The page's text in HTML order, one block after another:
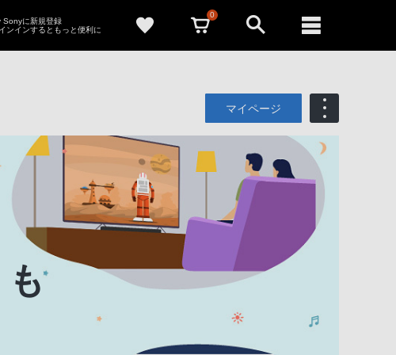
Sonyに新規登録
ンインするともっと便利に
0
マイページ
も